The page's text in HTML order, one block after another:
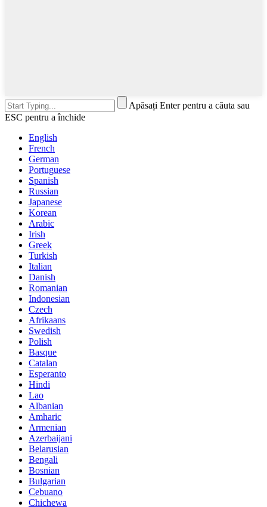
Apăsați Enter pentru a căuta sau
ESC pentru a închide
English
French
German
Portuguese
Spanish
Russian
Japanese
Korean
Arabic
Irish
Greek
Turkish
Italian
Danish
Romanian
Indonesian
Czech
Afrikaans
Swedish
Polish
Basque
Catalan
Esperanto
Hindi
Lao
Albanian
Amharic
Armenian
Azerbaijani
Belarusian
Bengali
Bosnian
Bulgarian
Cebuano
Chichewa